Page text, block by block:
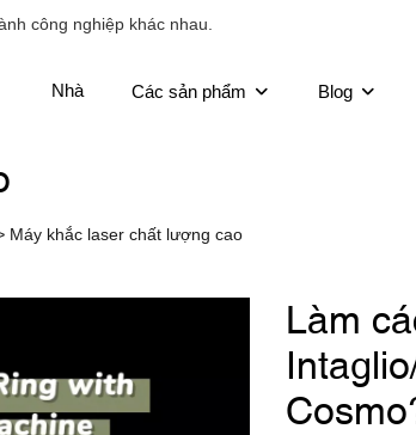
công nghiệp khác nhau.
Nhà Các sản phẩm Blog
Máy khắc laser chất lượng cao
Làm